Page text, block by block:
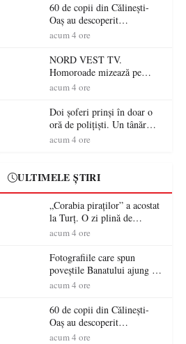
60 de copii din Călinești-
Oaș au descoperit
patrimoniul local la Casa
acum 4 ore
NORD VEST TV.
Homoroade mizează pe
tradiție, turism și investiții.
„Oțeloaia rămâne un brand
al Codrului”
acum 4 ore
Doi șoferi prinși în doar o
oră de polițiști. Un tânăr
conducea băut, iar un
acum 4 ore
ULTIMELE ȘTIRI
„Corabia piraților” a acostat
la Turț. O zi plină de
aventură și lecții despre
tabăra de vară
acum 4 ore
Fotografiile care spun
poveștile Banatului ajung la
Muzeul de Artă Satu Mare
acum 4 ore
60 de copii din Călinești-
Oaș au descoperit
patrimoniul local la Casa
acum 4 ore